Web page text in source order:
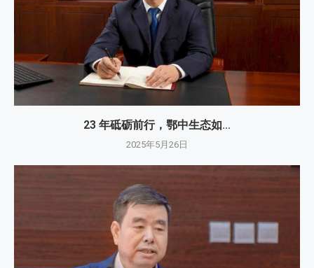
23 年砥砺前行，鄂中生态如...
2025年5月26日